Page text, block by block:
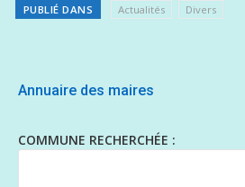
PUBLIÉ DANS Actualités Divers
Annuaire des maires
COMMUNE RECHERCHÉE :